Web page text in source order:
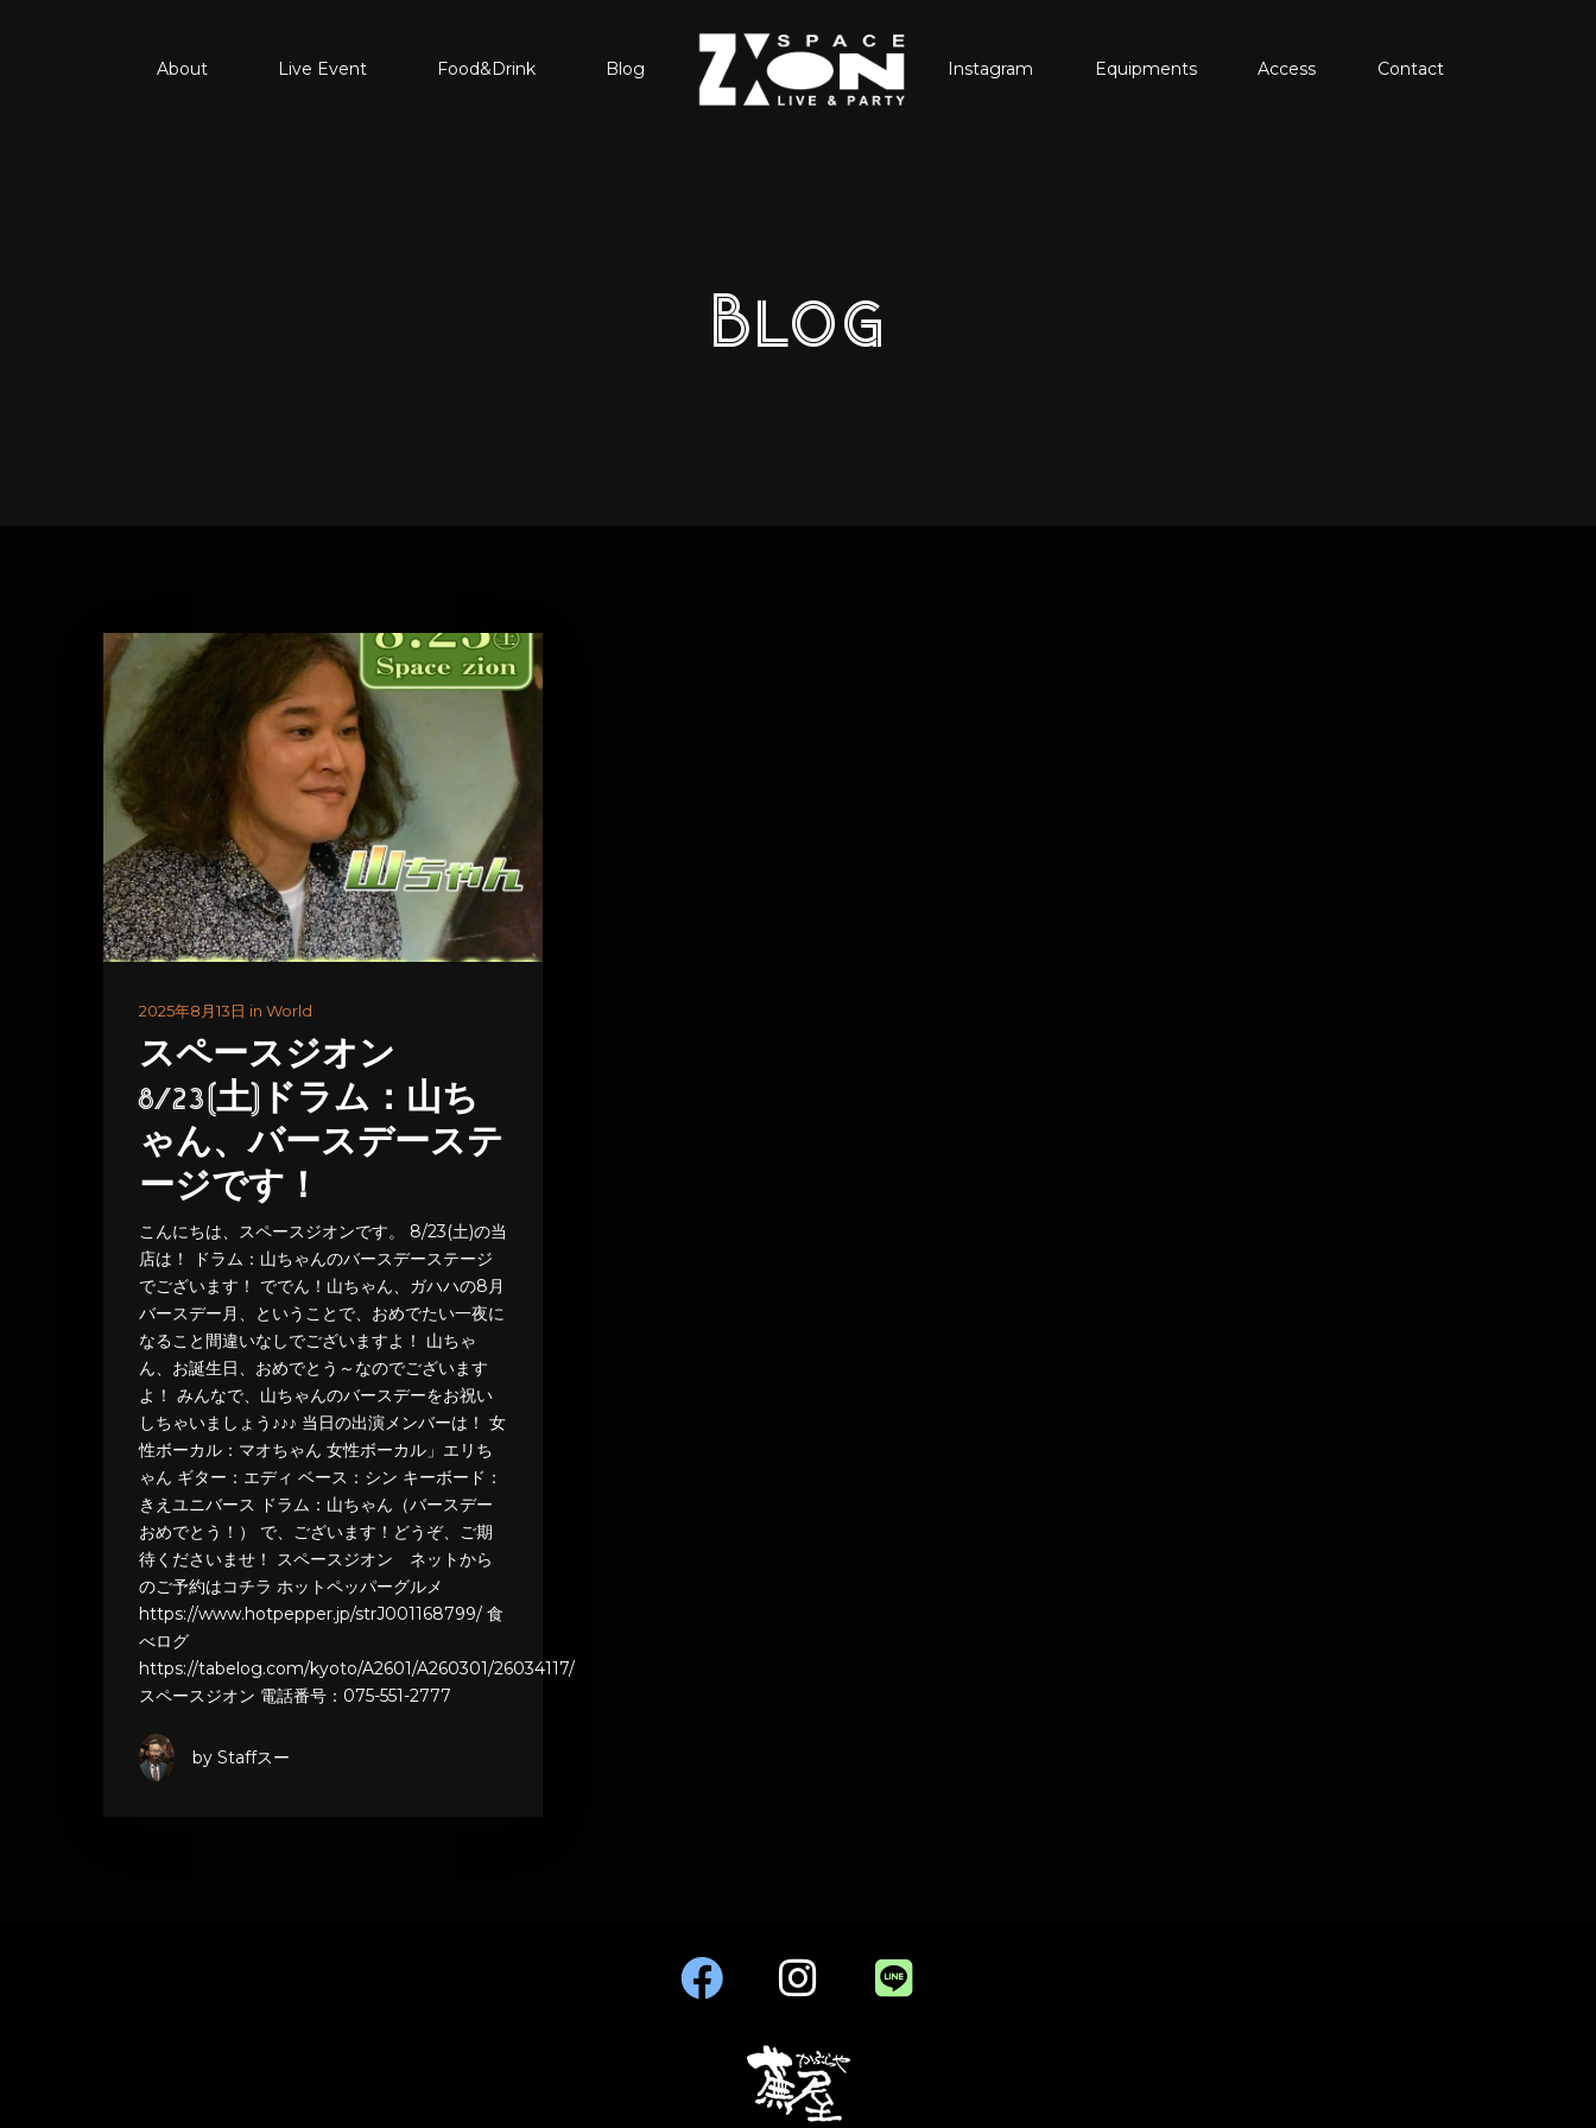
About Live Event Food&Drink Blog Instagram Equipments Access Contact
Blog
2025年8月13日 in World
スペースジオン
8/23(土)ドラム：山ち
ゃん、バースデーステ
ージです！
こんにちは、スペースジオンです。 8/23(土)の当
店は！ ドラム：山ちゃんのバースデーステージ
でございます！ ででん！山ちゃん、ガハハの8月
バースデー月、ということで、おめでたい一夜に
なること間違いなしでございますよ！ 山ちゃ
ん、お誕生日、おめでとう～なのでございます
よ！ みんなで、山ちゃんのバースデーをお祝い
しちゃいましょう♪♪♪ 当日の出演メンバーは！ 女
性ボーカル：マオちゃん 女性ボーカル」エリち
ゃん ギター：エディ ベース：シン キーボード：
きえユニバース ドラム：山ちゃん（バースデー
おめでとう！） で、ございます！どうぞ、ご期
待くださいませ！ スペースジオン ネットから
のご予約はコチラ ホットペッパーグルメ
https://www.hotpepper.jp/strJ001168799/ 食
べログ
https://tabelog.com/kyoto/A2601/A260301/26034117/
スペースジオン 電話番号：075-551-2777
by Staffスー